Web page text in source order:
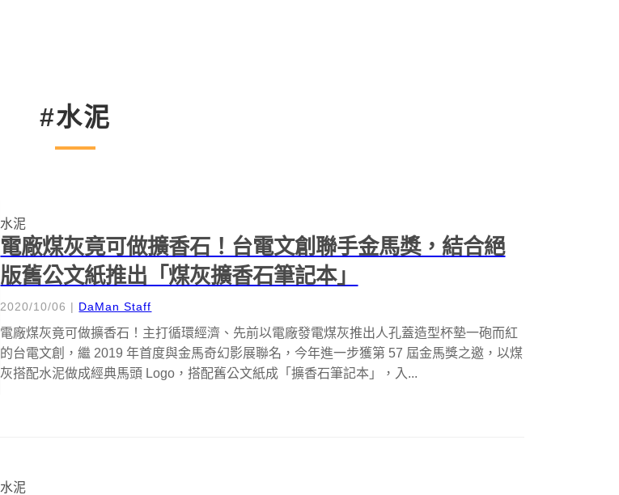
#水泥
水泥
電廠煤灰竟可做擴香石！台電文創聯手金馬獎，結合絕
版舊公文紙推出「煤灰擴香石筆記本」
2020/10/06 | DaMan Staff
電廠煤灰竟可做擴香石！主打循環經濟、先前以電廠發電煤灰推出人孔蓋造型杯墊一砲而紅
的台電文創，繼 2019 年首度與金馬奇幻影展聯名，今年進一步獲第 57 屆金馬獎之邀，以煤
灰搭配水泥做成經典馬頭 Logo，搭配舊公文紙成「擴香石筆記本」，入...
水泥